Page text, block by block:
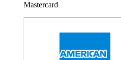
Mastercard